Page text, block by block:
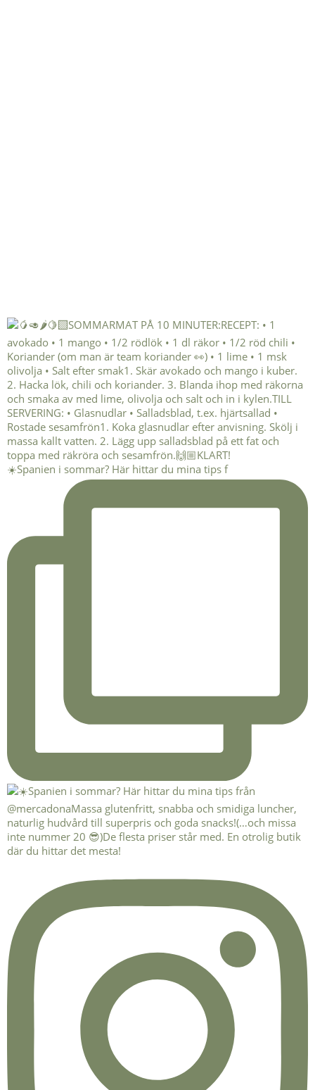
☀️Spanien i sommar? Här hittar du mina tips f